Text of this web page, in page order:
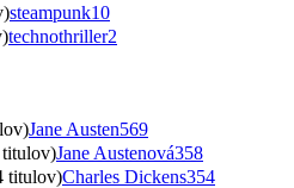
steampunk10
technothriller2
Jane Austen569
titulov)Jane Austenová358
titulov)Charles Dickens354